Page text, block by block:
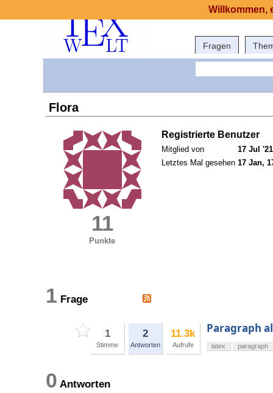
Fragen
Flora
11
Punkte
Registrierte Benutzer
Mitglied von
17 Jul
Letztes Mal gesehen 17 Jan,
1 Frage
1
Stimme
2
Antworten
11.3k
Aufrufe
Paragraph
latex paragraph
0 Antworten
Willkommen,